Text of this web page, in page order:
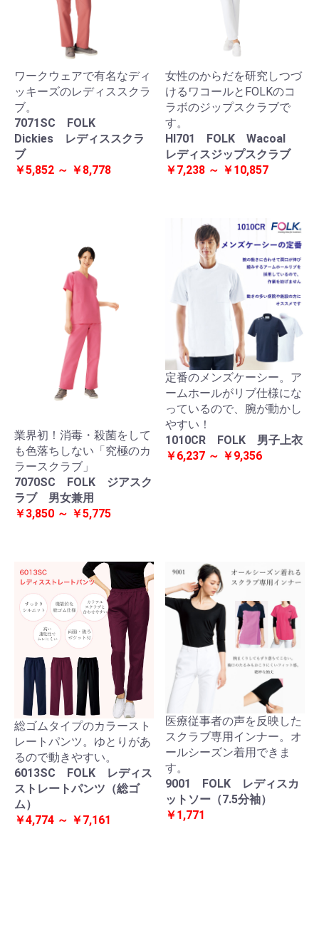
ワークウェアで有名なディ
ッキーズのレディススクラ
ブ。
7071SC FOLK
Dickies レディススクラ
ブ
￥5,852 ～ ￥8,778
女性のからだを研究しつづ
けるワコールとFOLKのコ
ラボのジップスクラブで
す。
HI701 FOLK Wacoal
レディスジップスクラブ
￥7,238 ～ ￥10,857
業界初！消毒・殺菌をして
も色落ちしない「究極のカ
ラースクラブ」
7070SC FOLK ジアスク
ラブ 男女兼用
￥3,850 ～ ￥5,775
定番のメンズケーシー。ア
ームホールがリブ仕様にな
っているので、腕が動かし
やすい！
1010CR FOLK 男子上衣
￥6,237 ～ ￥9,356
総ゴムタイプのカラースト
レートパンツ。ゆとりがあ
るので動きやすい。
6013SC FOLK レディス
ストレートパンツ（総ゴ
ム）
￥4,774 ～ ￥7,161
医療従事者の声を反映した
スクラブ専用インナー。オ
ールシーズン着用できま
す。
9001 FOLK レディスカ
ットソー（7.5分袖）
￥1,771